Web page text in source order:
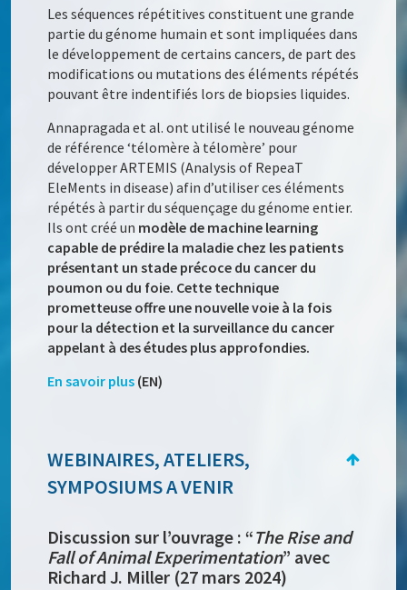
Les séquences répétitives constituent une grande
partie du génome humain et sont impliquées dans
le développement de certains cancers, de part des
modifications ou mutations des éléments répétés
pouvant être indentifiés lors de biopsies liquides.
Annapragada et al. ont utilisé le nouveau génome
de référence ‘télomère à télomère’ pour
développer ARTEMIS (Analysis of RepeaT
EleMents in disease) afin d’utiliser ces éléments
répétés à partir du séquençage du génome entier.
Ils ont créé un modèle de machine learning
capable de prédire la maladie chez les patients
présentant un stade précoce du cancer du
poumon ou du foie. Cette technique
prometteuse offre une nouvelle voie à la fois
pour la détection et la surveillance du cancer
appelant à des études plus approfondies.
En savoir plus (EN)
WEBINAIRES, ATELIERS,
SYMPOSIUMS A VENIR
Discussion sur l’ouvrage : “The Rise and
Fall of Animal Experimentation” avec
Richard J. Miller (27 mars 2024)